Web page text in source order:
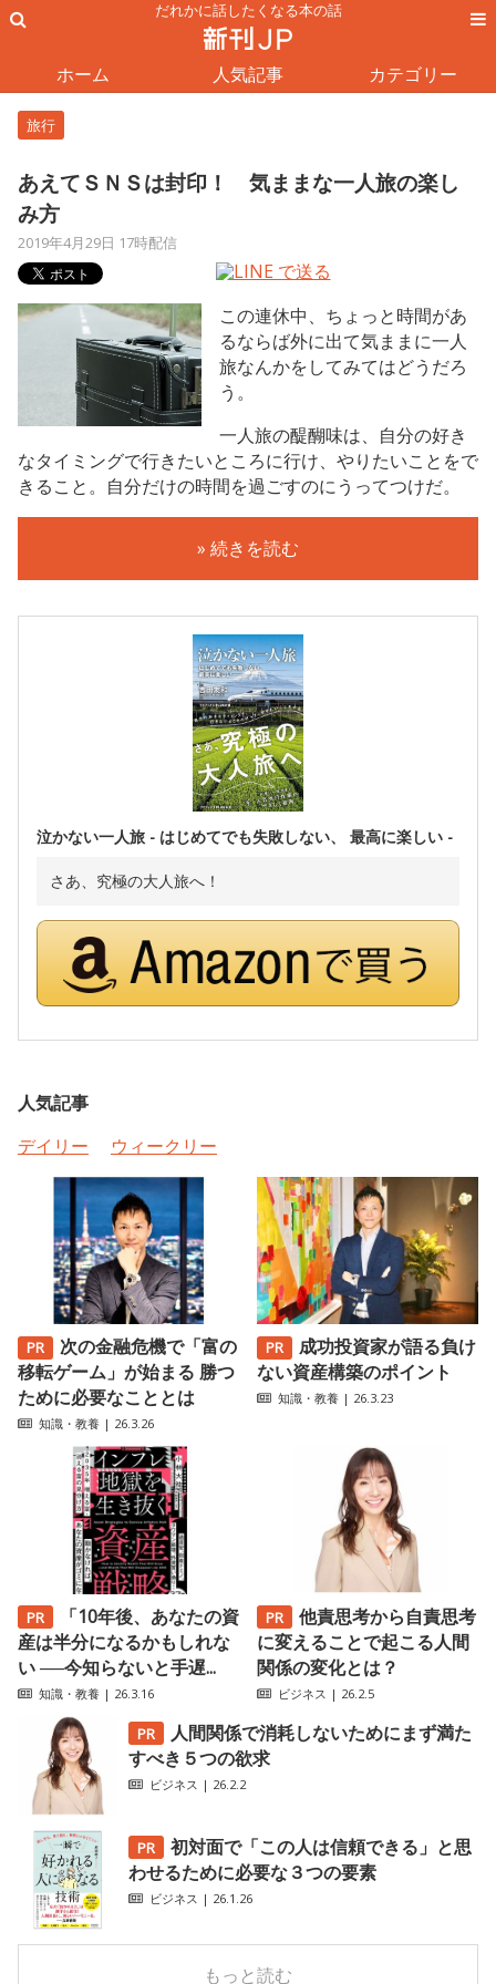
だれかに話したくなる本の話
ホーム 人気記事 カテゴリー
旅行
あえてＳＮＳは封印！ 気ままな一人旅の楽し
み方
2019年4月29日 17時配信
この連休中、ちょっと時間があ
るならば外に出て気ままに一人
旅なんかをしてみてはどうだろ
う。
一人旅の醍醐味は、自分の好き
なタイミングで行きたいところに行け、やりたいことをで
きること。自分だけの時間を過ごすのにうってつけだ。
» 続きを読む
泣かない一人旅 - はじめてでも失敗しない、 最高に楽しい -
さあ、究極の大人旅へ！
人気記事
デイリー
ウィークリー
次の金融危機で「富の
移転ゲーム」が始まる 勝つ
ために必要なこととは
知識・教養 | 26.3.26
成功投資家が語る負け
ない資産構築のポイント
知識・教養 | 26.3.23
「10年後、あなたの資
産は半分になるかもしれな
い ──今知らないと手遅...
知識・教養 | 26.3.16
他責思考から自責思考
に変えることで起こる人間
関係の変化とは？
ビジネス | 26.2.5
人間関係で消耗しないためにまず満た
すべき５つの欲求
ビジネス | 26.2.2
初対面で「この人は信頼できる」と思
わせるために必要な３つの要素
ビジネス | 26.1.26
もっと読む